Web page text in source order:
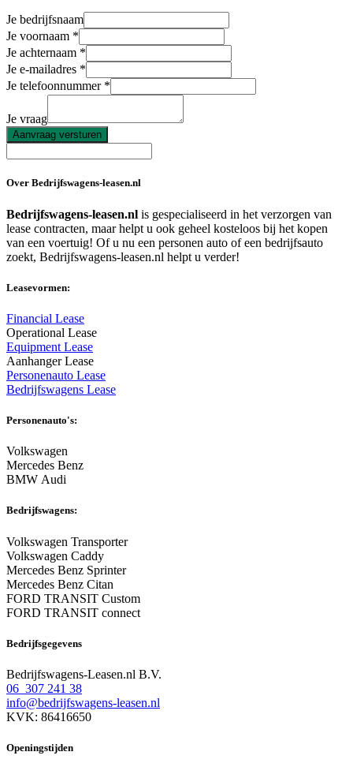
Je bedrijfsnaam
Je voornaam
Je achternaam
Je e-mailadres
Je telefoonnummer
Je vraag
Aanvraag versturen
Over Bedrijfswagens-leasen.nl
Bedrijfswagens-leasen.nl is gespecialiseerd in het verzorgen van
lease contracten, maar helpt u ook geheel kosteloos bij het kopen
van een voertuig! Of u nu een personen auto of een bedrijfsauto
zoekt, Bedrijfswagens-leasen.nl helpt u verder!
Leasevormen:
Financial Lease
Operational Lease
Equipment Lease
Aanhanger Lease
Personenauto Lease
Bedrijfswagens Lease
Personenauto's:
Volkswagen
Mercedes Benz
BMW Audi
Bedrijfswagens:
Volkswagen Transporter
Volkswagen Caddy
Mercedes Benz Sprinter
Mercedes Benz Citan
FORD TRANSIT Custom
FORD TRANSIT connect
Bedrijfsgegevens
Bedrijfswagens-Leasen.nl B.V.
06 307 241 38
info@bedrijfswagens-leasen.nl
KVK: 86416650
Openingstijden